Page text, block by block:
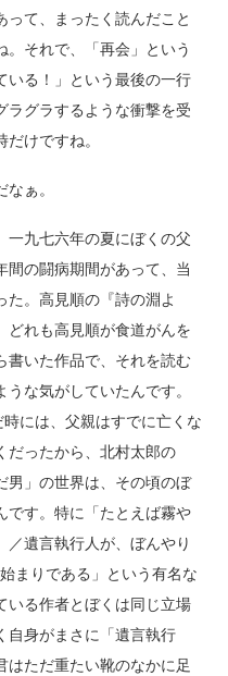
て、まったく読んだこと
それで、「再会」という
る！」という最後の一行
ラグラするような衝撃を受
けですね。
ぁ。
九七六年の夏にぼくの父
の闘病期間があって、当
。高見順の『詩の淵よ
どれも高見順が食道がんを
書いた作品で、それを読む
な気がしていたんです。
には、父親はすでに亡くな
だったから、北村太郎の
男」の世界は、その頃のぼ
です。特に「たとえば霧や
遺言執行人が、ぼんやり
まりである」という有名な
いる作者とぼくは同じ立場
自身がまさに「遺言執行
はただ重たい靴のなかに足